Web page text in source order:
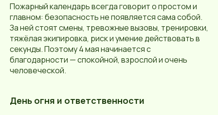
Пожарный календарь всегда говорит о простом и
главном: безопасность не появляется сама собой.
За ней стоят смены, тревожные вызовы, тренировки,
тяжёлая экипировка, риск и умение действовать в
секунды. Поэтому 4 мая начинается с
благодарности — спокойной, взрослой и очень
человеческой.
День огня и ответственности